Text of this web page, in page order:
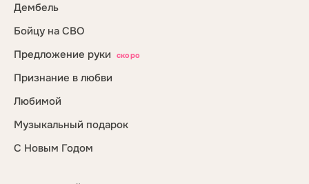
Дембель
Бойцу на СВО
Предложение руки
скоро
Признание в любви
Любимой
Музыкальный подарок
С Новым Годом